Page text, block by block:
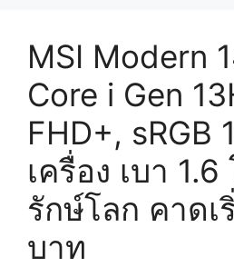
MSI Modern
Core i Gen
FHD+, sRGB
เครื่อง เบา
รักษ์โลก คาดเ
บาท